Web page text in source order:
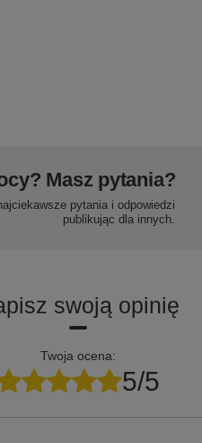
Masz pytania?
pytania i odpowiedzi
publikując dla innych.
swoją opinię
Twoja ocena:
5/5